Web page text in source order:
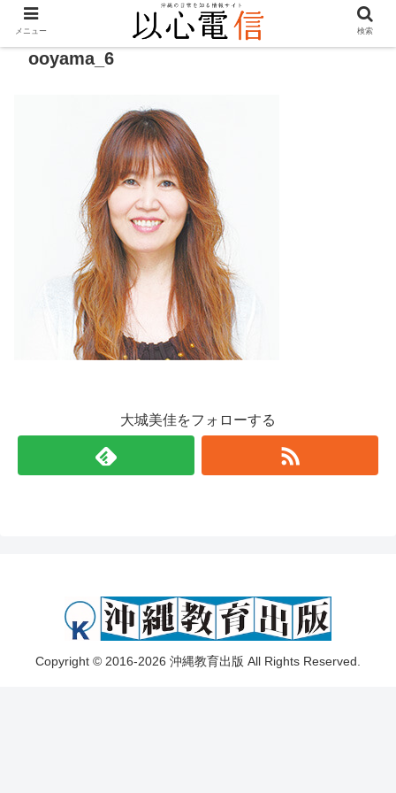
ooyama_6
大城美佳をフォローする
Copyright © 2016-2026 沖縄教育出版 All Rights Reserved.
メニュー 検索